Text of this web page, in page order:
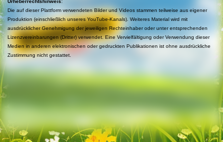
Die auf dieser Plattform verwendeten Bilder und Videos stammen teilweise aus eigener
Produktion (einschließlich unseres YouTube-Kanals). Weiteres Material wird mit
ausdrücklicher Genehmigung der jeweiligen Rechteinhaber oder unter entsprechenden
Lizenzvereinbarungen (Dritter) verwendet. Eine Vervielfältigung oder Verwendung dieser
Medien in anderen elektronischen oder gedruckten Publikationen ist ohne ausdrückliche
Zustimmung nicht gestattet.